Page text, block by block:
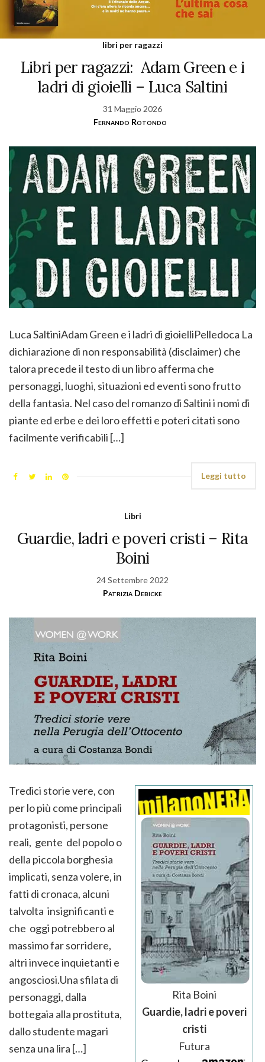
libri per ragazzi
Libri per ragazzi: Adam Green e i
ladri di gioielli – Luca Saltini
31 Maggio 2026
Fernando Rotondo
Luca SaltiniAdam Green e i ladri di gioielliPelledoca La
dichiarazione di non responsabilità (disclaimer) che
talora precede il testo di un libro afferma che
personaggi, luoghi, situazioni ed eventi sono frutto
della fantasia. Nel caso del romanzo di Saltini i nomi di
piante ed erbe e dei loro effetti e poteri citati sono
facilmente verificabili […]
Leggi tutto
Libri
Guardie, ladri e poveri cristi – Rita
Boini
24 Settembre 2022
Patrizia Debicke
Rita Boini
Guardie, ladri e poveri
cristi
Futura
Tredici storie vere, con
per lo più come principali
protagonisti, persone
reali, gente del popolo o
della piccola borghesia
implicati, senza volere, in
fatti di cronaca, alcuni
talvolta insignificanti e
che oggi potrebbero al
massimo far sorridere,
altri invece inquietanti e
angosciosi.Una sfilata di
personaggi, dalla
bottegaia alla prostituta,
dallo studente magari
senza una lira […]